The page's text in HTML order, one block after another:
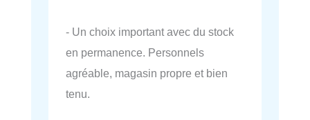
- Un choix important avec du stock
en permanence. Personnels
agréable, magasin propre et bien
tenu.